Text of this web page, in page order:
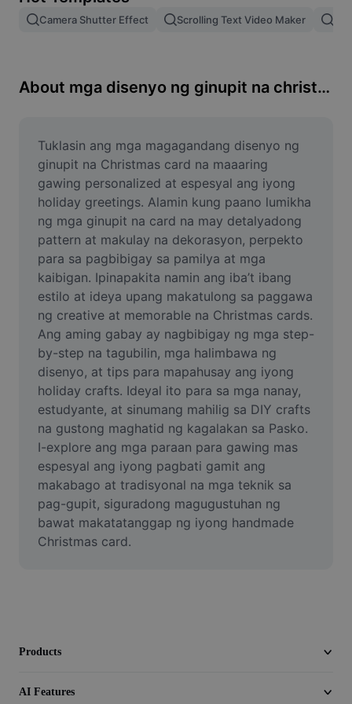
Remove image BG
Image Enhancer
Online Photo Editor
Meme Generator
AI Text Remover
AI People Remover
AI Inpainting
Face Cutout
Video
Remove video BG
Enhance quality
Video Editor
Trim Video
Add Subtitles To Video
Camera Shutter Effect Scrolling Text Video Maker
About mga disenyo ng ginupit na christmas card
Tuklasin ang mga magagandang disenyo ng
ginupit na Christmas card na maaaring
gawing personalized at espesyal ang iyong
holiday greetings. Alamin kung paano lumikha
ng mga ginupit na card na may detalyadong
pattern at makulay na dekorasyon, perpekto
para sa pagbibigay sa pamilya at mga
kaibigan. Ipinapakita namin ang iba’t ibang
estilo at ideya upang makatulong sa paggawa
ng creative at memorable na Christmas cards.
Ang aming gabay ay nagbibigay ng mga step-
by-step na tagubilin, mga halimbawa ng
disenyo, at tips para mapahusay ang iyong
holiday crafts. Ideyal ito para sa mga nanay,
estudyante, at sinumang mahilig sa DIY crafts
na gustong maghatid ng kagalakan sa Pasko.
I-explore ang mga paraan para gawing mas
espesyal ang iyong pagbati gamit ang
makabago at tradisyonal na mga teknik sa
pag-gupit, siguradong magugustuhan ng
bawat makatatanggap ng iyong handmade
Christmas card.
Products
AI Features